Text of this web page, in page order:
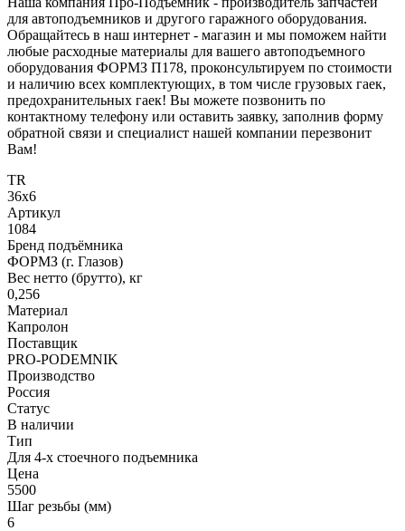
для автоподъемников и другого гаражного оборудования.
Обращайтесь в наш интернет - магазин и мы поможем найти
любые расходные материалы для вашего автоподъемного
оборудования ФОРМЗ П178, проконсультируем по стоимости
и наличию всех комплектующих, в том числе грузовых гаек,
предохранительных гаек! Вы можете позвонить по
контактному телефону или оставить заявку, заполнив форму
обратной связи и специалист нашей компании перезвонит
Вам!
TR
36x6
Артикул
1084
Бренд подъёмника
ФОРМЗ (г. Глазов)
Вес нетто (брутто), кг
0,256
Материал
Капролон
Поставщик
PRO-PODEMNIK
Производство
Россия
Статус
В наличии
Тип
Для 4-х стоечного подъемника
Цена
5500
Шаг резьбы (мм)
6